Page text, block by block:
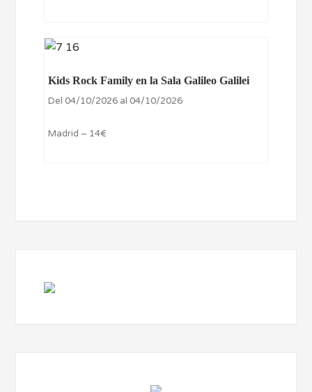
Kids Rock Family en la Sala Galileo Galilei
Del 04/10/2026 al 04/10/2026
Madrid – 14€